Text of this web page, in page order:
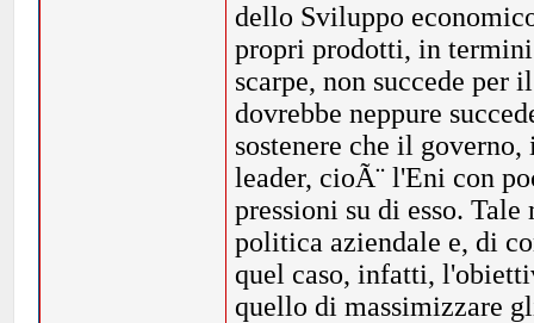
dello Sviluppo
propri prodotti, in
scarpe, non succede per
dovrebbe neppure
sostenere che il
leader, cioÃ¨ l'Eni con
pressioni su di esso.
politica aziendale e, di
quel caso, infatti,
quello di massimizzare